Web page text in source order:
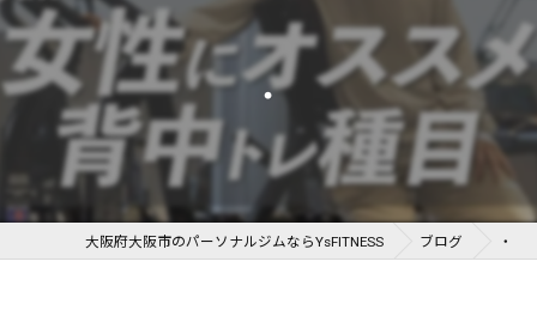
・
大阪府大阪市のパーソナルジムならYsFITNESS ブログ ・